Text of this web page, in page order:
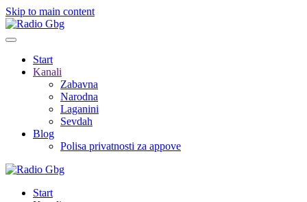
Skip to main content
Start
Kanali
Zabavna
Narodna
Laganini
Sevdah
Blog
Polisa privatnosti za appove
Start